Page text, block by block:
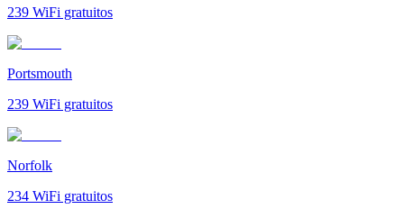
239 WiFi gratuitos
Portsmouth
239 WiFi gratuitos
Norfolk
234 WiFi gratuitos